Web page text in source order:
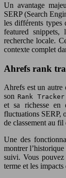
Un avantage
SERP (Search
les différents types
featured snippets,
recherche locale.
contexte complet
Ahrefs rank
Ahrefs est un autre
son Rank Tracker
et sa richesse en
fluctuations SERP,
de classement au fil
Une des
montrer
suivi. Vous
terme et les